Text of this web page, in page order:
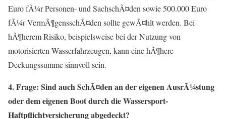
Euro fÃ¼r Personen- und SachschÃ¤den sowie 500.000 Euro
fÃ¼r VermÃ¶gensschÃ¤den sollte gewÃ¤hlt werden. Bei
hÃ¶herem Risiko, beispielsweise bei der Nutzung von
motorisierten Wasserfahrzeugen, kann eine hÃ¶here
Deckungssumme sinnvoll sein.
4. Frage: Sind auch SchÃ¤den an der eigenen AusrÃ¼stung
oder dem eigenen Boot durch die Wassersport-
Haftpflichtversicherung abgedeckt?